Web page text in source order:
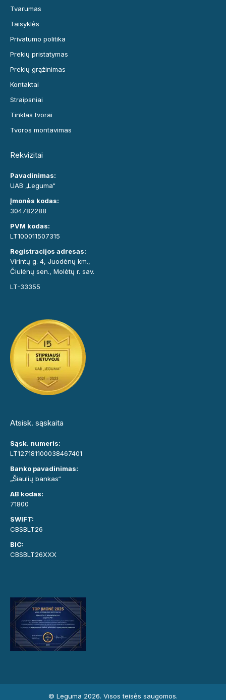
Tvarumas
Taisyklės
Privatumo politika
Prekių pristatymas
Prekių grąžinimas
Kontaktai
Straipsniai
Tinklas tvorai
Tvoros montavimas
Rekvizitai
Pavadinimas:
UAB „Leguma“
Įmonės kodas:
304782288
PVM kodas:
LT100011507315
Registracijos adresas:
Virintų g. 4, Juodėnų km.,
Čiulėnų sen., Molėtų r. sav.
LT-33355
Atsisk. sąskaita
Sąsk. numeris:
LT127181100038467401
Banko pavadinimas:
„Šiaulių bankas“
AB kodas:
71800
SWIFT:
CBSBLT26
BIC:
CBSBLT26XXX
© Leguma 2026. Visos teisės saugomos.